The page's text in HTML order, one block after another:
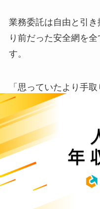
業務委託は自由と引
り前だった安全網を
す。
「思っていたより手
れて翌月の収入がゼ
くありません。
ここでは、独立や副業
おきたい注意点につい